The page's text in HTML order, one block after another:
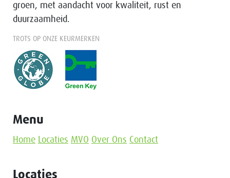
groen, met aandacht voor kwaliteit, rust en
duurzaamheid.
TROTS OP ONZE KEURMERKEN
Menu
Home Locaties MVO Over Ons Contact
Locaties